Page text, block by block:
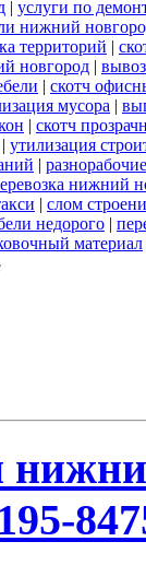
| услуги по
нижний
территорий |
новгород |
| скотч
мусора |
| скотч
| утилизация
|
нижний
| слом
недорого |
материал